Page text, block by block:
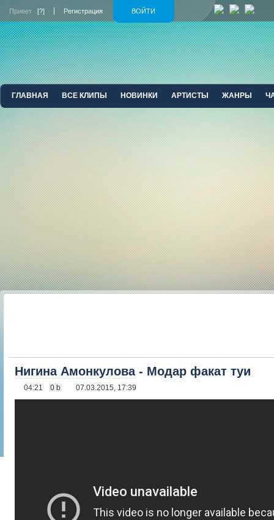
ВОЙТИ
Привет [?] Регистрация
ГЛАВНАЯ ВСЕ КЛИПЫ НОВИНКИ АРТИСТЫ ЖАНРЫ
Нигина Амонкулова- Модар факат туи
04:21 0 b 07.03.2015, 17:39